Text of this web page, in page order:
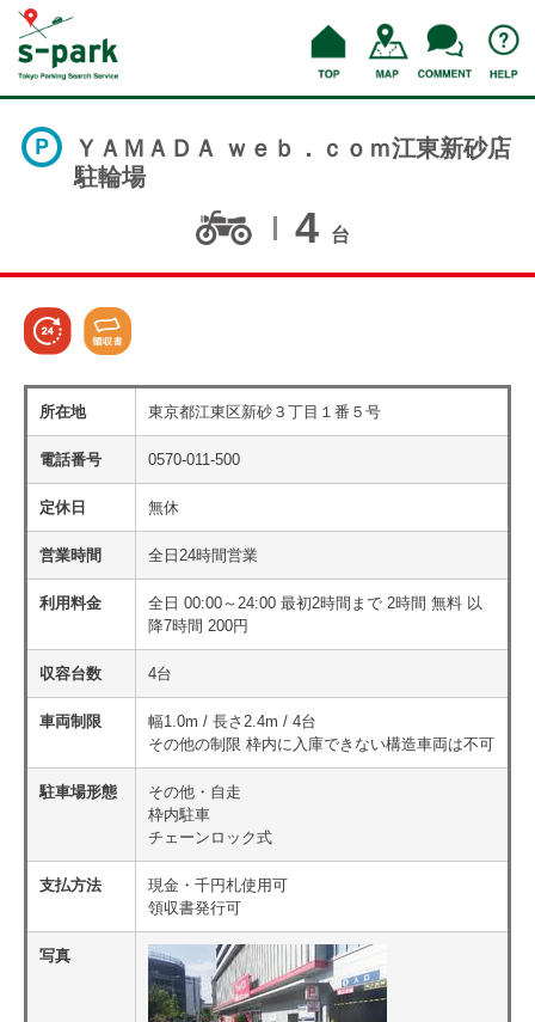
ＹＡＭＡＤＡ ｗｅｂ．ｃｏｍ江東新砂店
駐輪場
4 台
所在地 東京都江東区新砂３丁目１番５号
電話番号 0570-011-500
定休日 無休
営業時間 全日24時間営業
利用料金
全日 00:00～24:00 最初2時間まで 2時間 無料 以
降7時間 200円
収容台数 4台
車両制限
幅1.0m / 長さ2.4m / 4台
その他の制限 枠内に入庫できない構造車両は不可
駐車場形態
その他・自走
枠内駐車
チェーンロック式
支払方法
現金・千円札使用可
領収書発行可
写真